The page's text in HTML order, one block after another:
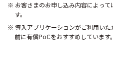
お客さまのお申し込み内容によっ
す。
導入アプリケーションがご利用い
前に有償PoCをおすすめしています。